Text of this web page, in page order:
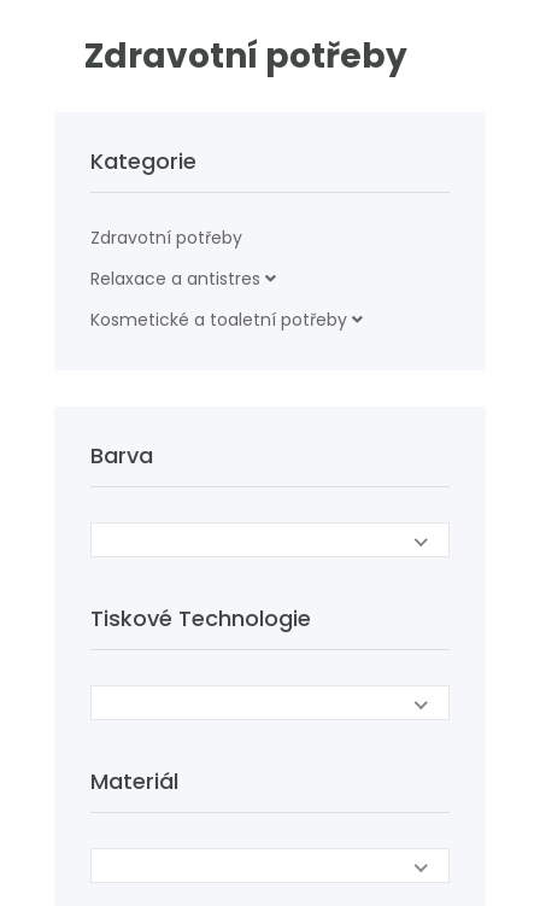
Zdravotní potřeby
Kategorie
Zdravotní potřeby
Relaxace a antistres
Kosmetické a toaletní potřeby
Barva
Tiskové Technologie
Materiál